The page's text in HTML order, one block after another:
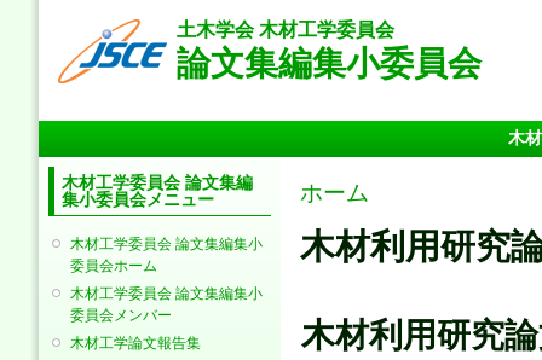
テ
動
土木学会 木材工学委員会
論文集編集小委員会
木
木材工学委員会 論文集編
集小委員会メニュー
木材工学委員会 論文集編集小
委員会ホーム
木材工学委員会 論文集編集小
委員会メンバー
木材工学論文報告集
現在地
ホーム
木材利用研究
木材利用研究